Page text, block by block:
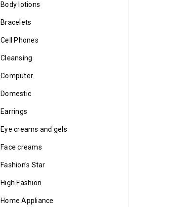
Body lotions
Bracelets
Cell Phones
Cleansing
Computer
Domestic
Earrings
Eye creams and gels
Face creams
Fashion's Star
High Fashion
Home Appliance